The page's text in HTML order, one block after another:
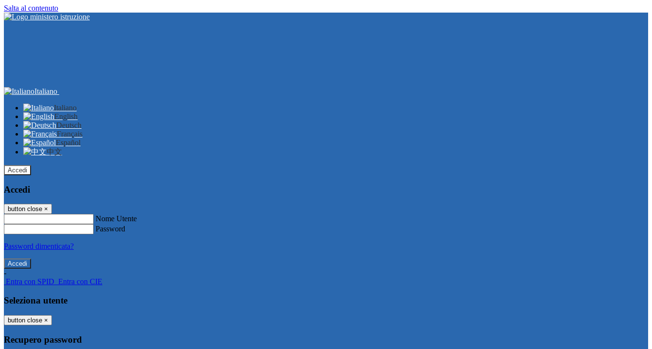
Salta al contenuto
Italiano
Italiano
English
Deutsch
Français
Español
中文
Accedi
Accedi
button close ×
Nome Utente
Password
Password dimenticata?
-
Entra con SPID Entra con CIE
Seleziona utente
button close ×
Recupero password